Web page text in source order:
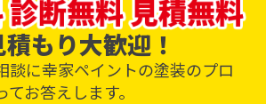
もり大歓迎！
談に幸家ペイントの塗装のプロ
お答えします。